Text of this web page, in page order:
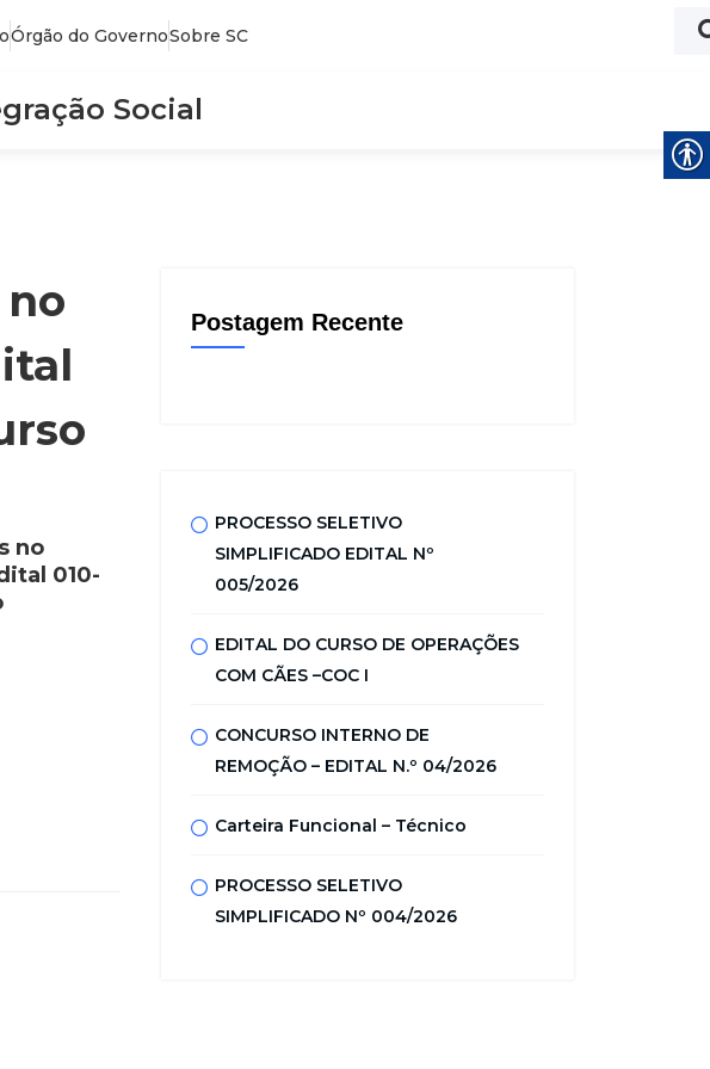
Órgão do GovernoSobre SC
Social
no
010-
Postagem Recente
PROCESSO SELETIVO
SIMPLIFICADO EDITAL Nº
005/2026
EDITAL DO CURSO DE OPERAÇÕES
COM CÃES –COC I
CONCURSO INTERNO DE
REMOÇÃO – EDITAL N.º 04/2026
Carteira Funcional – Técnico
PROCESSO SELETIVO
SIMPLIFICADO Nº 004/2026